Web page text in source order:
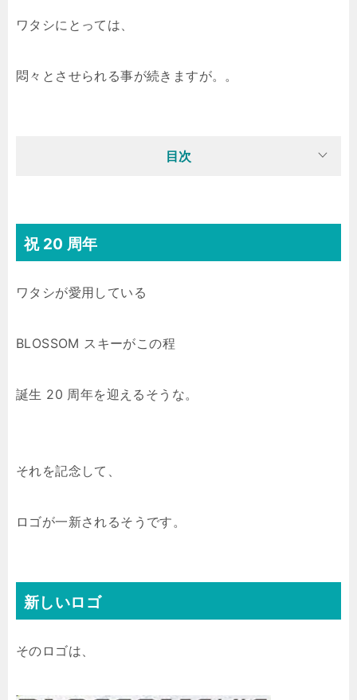
ワタシにとっては、
悶々とさせられる事が続きますが。。
目次
祝 20 周年
ワタシが愛用している
BLOSSOM スキーがこの程
誕生 20 周年を迎えるそうな。
それを記念して、
ロゴが一新されるそうです。
新しいロゴ
そのロゴは、